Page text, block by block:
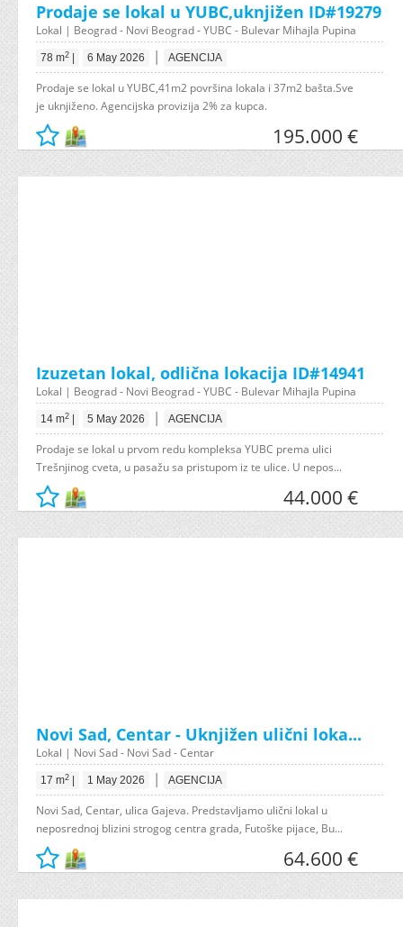
Prodaje se lokal u YUBC,uknjižen ID#19279
Lokal | Beograd - Novi Beograd - YUBC - Bulevar Mihajla Pupina
78 m2 6 May 2026 | AGENCIJA
Prodaje se lokal u YUBC,41m2 površina lokala i 37m2 bašta.Sve
je uknjiženo. Agencijska provizija 2% za kupca.
195.000 €
Izuzetan lokal, odlična lokacija ID#14941
Lokal | Beograd - Novi Beograd - YUBC - Bulevar Mihajla Pupina
14 m2 5 May 2026 | AGENCIJA
Prodaje se lokal u prvom redu kompleksa YUBC prema ulici
Trešnjinog cveta, u pasažu sa pristupom iz te ulice. U nepos...
44.000 €
Novi Sad, Centar - Uknjižen ulični loka...
Lokal | Novi Sad - Novi Sad - Centar
17 m2 1 May 2026 | AGENCIJA
Novi Sad, Centar, ulica Gajeva. Predstavljamo ulični lokal u
neposrednoj blizini strogog centra grada, Futoške pijace, Bu...
64.600 €